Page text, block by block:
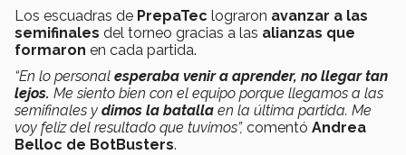
Los escuadras de PrepaTec lograron avanzar a las
semifinales del torneo gracias a las alianzas que
formaron en cada partida.
“En lo personal esperaba venir a aprender, no llegar tan
lejos. Me siento bien con el equipo porque llegamos a las
semifinales y dimos la batalla en la última partida. Me
voy feliz del resultado que tuvimos”, comentó Andrea
Belloc de BotBusters.